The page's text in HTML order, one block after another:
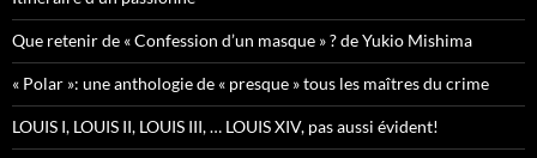
Que retenir de « Confession d’un masque » ? de Yukio Mishima
« Polar »: une anthologie de « presque » tous les maîtres du crime
LOUIS I, LOUIS II, LOUIS III, … LOUIS XIV, pas aussi évident!